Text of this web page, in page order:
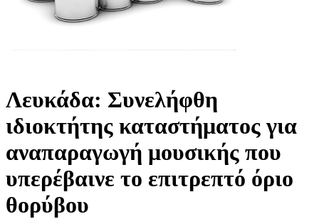
Λευκάδα: Συνελήφθη
ιδιοκτήτης καταστήματος για
αναπαραγωγή μουσικής που
υπερέβαινε το επιτρεπτό όριο
θορύβου